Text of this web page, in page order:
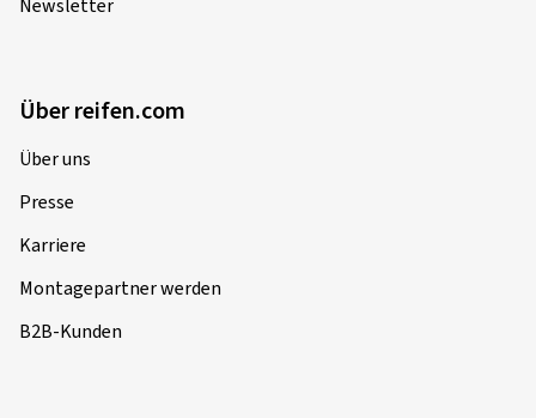
Newsletter
Über reifen.com
Über uns
Presse
Karriere
Montagepartner werden
B2B-Kunden